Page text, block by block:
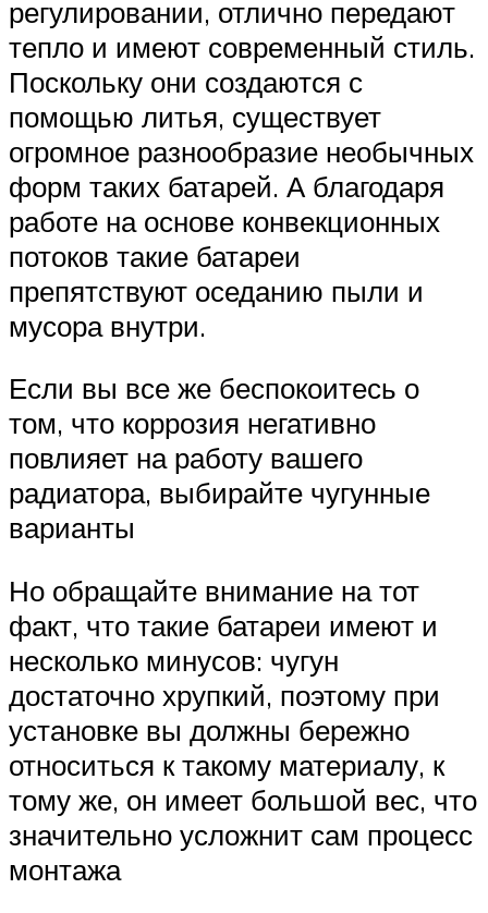
регулировании, отлично передают
тепло и имеют современный стиль.
Поскольку они создаются с
помощью литья, существует
огромное разнообразие необычных
форм таких батарей. А благодаря
работе на основе конвекционных
потоков такие батареи
препятствуют оседанию пыли и
мусора внутри.
Если вы все же беспокоитесь о
том, что коррозия негативно
повлияет на работу вашего
радиатора, выбирайте чугунные
варианты
Но обращайте внимание на тот
факт, что такие батареи имеют и
несколько минусов: чугун
достаточно хрупкий, поэтому при
установке вы должны бережно
относиться к такому материалу, к
тому же, он имеет большой вес, что
значительно усложнит сам процесс
монтажа